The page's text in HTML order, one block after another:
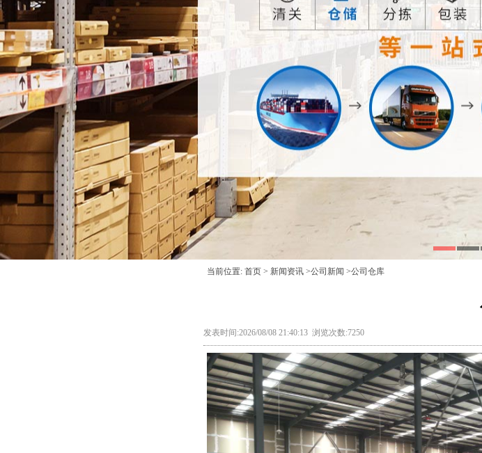
当前位置: 首页 > 新闻资讯 >公司新闻 >公司仓库
发表时间:2026/08/08 21:40:13 浏览次数:7250